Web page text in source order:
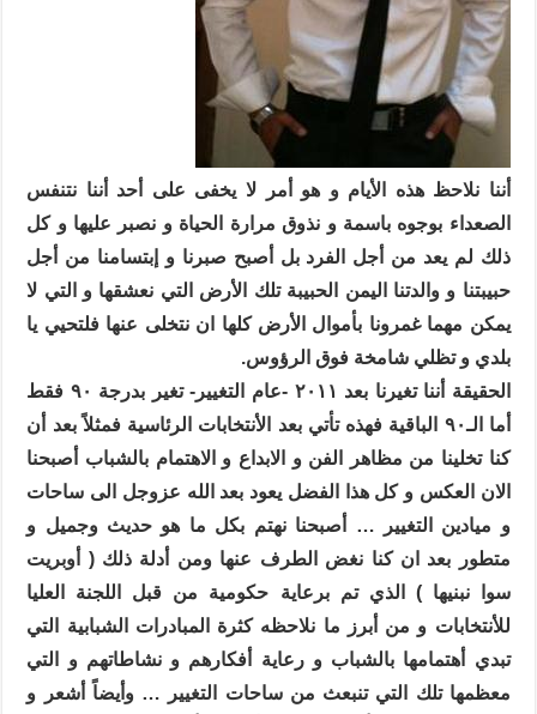
أننا نلاحظ هذه الأيام و هو أمر لا يخفى على أحد أننا نتنفس
الصعداء بوجوه باسمة و نذوق مرارة الحياة و نصبر عليها و كل
ذلك لم يعد من أجل الفرد بل أصبح صبرنا و إبتسامنا من أجل
حبيبتنا و والدتنا اليمن الحبيبة تلك الأرض التي نعشقها و التي لا
يمكن مهما غمرونا بأموال الأرض كلها ان نتخلى عنها فلتحيي يا
بلدي و تظلي شامخة فوق الرؤوس.
الحقيقة أننا تغيرنا بعد ٢٠١١ -عام التغيير- تغير بدرجة ٩٠ فقط
أما الـ٩٠ الباقية فهذه تأتي بعد الأنتخابات الرئاسية فمثلاً بعد أن
كنا تخلينا من مظاهر الفن و الابداع و الاهتمام بالشباب أصبحنا
الان العكس و كل هذا الفضل يعود بعد الله عزوجل الى ساحات
و ميادين التغيير … أصبحنا نهتم بكل ما هو حديث وجميل و
متطور بعد ان كنا نغض الطرف عنها ومن أدلة ذلك ( أوبريت
سوا نبنيها ) الذي تم برعاية حكومية من قبل اللجنة العليا
للأنتخابات و من أبرز ما نلاحظه كثرة المبادرات الشبابية التي
تبدي أهتمامها بالشباب و رعاية أفكارهم و نشاطاتهم و التي
معظمها تلك التي تنبعث من ساحات التغيير … وأيضاً أشعر و